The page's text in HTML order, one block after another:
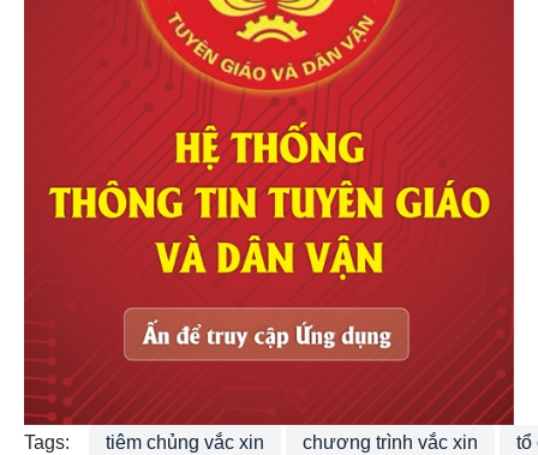
Tags: tiêm chủng vắc xin chương trình vắc xin tổ